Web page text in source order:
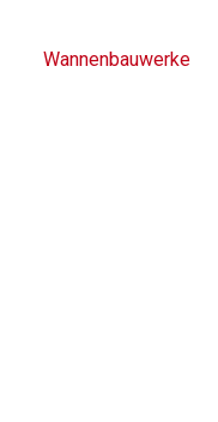
Wannenbauwerke